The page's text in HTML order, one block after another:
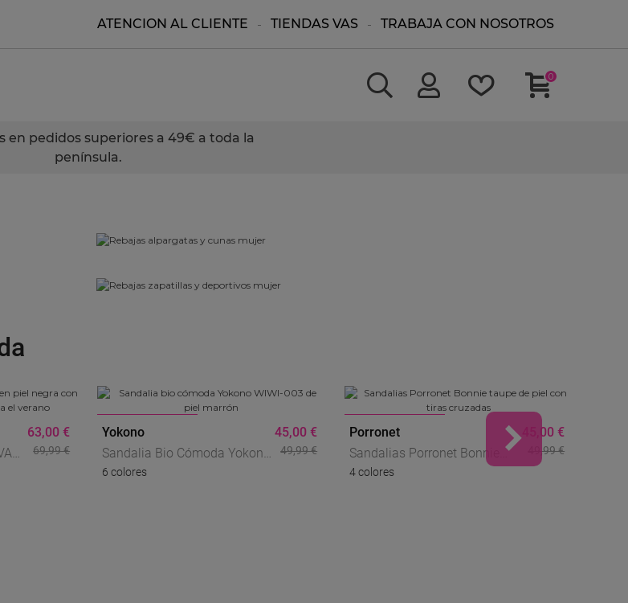
ATENCION AL CLIENTE TIENDAS VAS TRABAJA CON NOSOTROS
0
en pedidos superiores a 49€ a toda la
península.
63,00 €
69,99 €
REBAJAS
Yokono
Sandalia Bio Cómoda Yokono
WIWI-003 De Piel Marrón
6 colores
45,00 €
49,99 €
REBAJAS
Porronet
Sandalias Porronet Bonnie
Taupe De Piel Con Tiras
4 colores
45,00 €
49,99 €